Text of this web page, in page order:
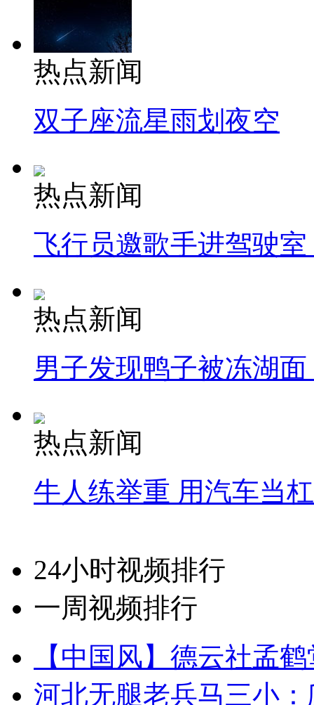
热点新闻
双子座流星雨划夜空
热点新闻
飞行员邀歌手进驾驶
热点新闻
男子发现鸭子被冻湖
热点新闻
牛人练举重 用汽车当
24小时视频排行
一周视频排行
【中国风】德云社孟
河北无腿老兵马三小